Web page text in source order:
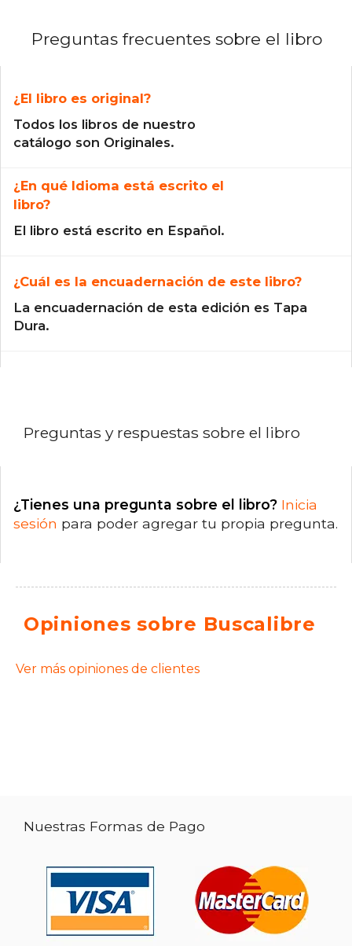
Preguntas frecuentes sobre el libro
¿El libro es original?
Todos los libros de nuestro
catálogo son Originales.
¿En qué Idioma está escrito el
libro?
El libro está escrito en Español.
¿Cuál es la encuadernación de este libro?
La encuadernación de esta edición es Tapa
Dura.
Preguntas y respuestas sobre el libro
¿Tienes una pregunta sobre el libro? Inicia
sesión para poder agregar tu propia pregunta.
Opiniones sobre Buscalibre
Ver más opiniones de clientes
Nuestras Formas de Pago